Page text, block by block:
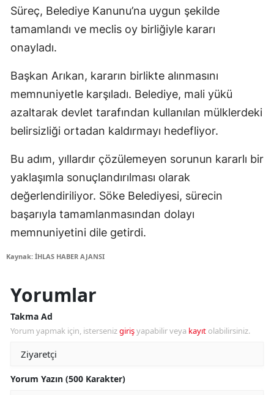
Süreç, Belediye Kanunu’na uygun şekilde
tamamlandı ve meclis oy birliğiyle kararı
onayladı.
Başkan Arıkan, kararın birlikte alınmasını
memnuniyetle karşıladı. Belediye, mali yükü
azaltarak devlet tarafından kullanılan mülklerdeki
belirsizliği ortadan kaldırmayı hedefliyor.
Bu adım, yıllardır çözülemeyen sorunun kararlı bir
yaklaşımla sonuçlandırılması olarak
değerlendiriliyor. Söke Belediyesi, sürecin
başarıyla tamamlanmasından dolayı
memnuniyetini dile getirdi.
Kaynak: İHLAS HABER AJANSI
Yorumlar
Takma Ad
Yorum yapmak için, istersenizgirişyapabilir veya kayıt olabilirsiniz.
Yorum Yazın (500 Karakter)